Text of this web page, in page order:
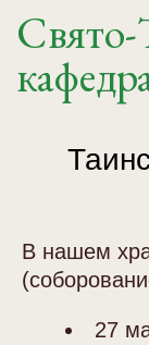
Главная
История
Расписание
Крещение,
В нашем
27